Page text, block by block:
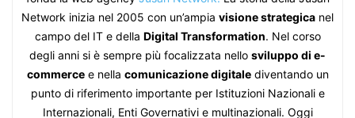
Network inizia nel 2005 con un’ampia visione strategica nel
campo del IT e della Digital Transformation. Nel corso
degli anni si è sempre più focalizzata nello sviluppo di e-
commercee nella comunicazione digitalediventando un
punto di riferimento importante per Istituzioni Nazionali e
Internazionali, Enti Governativi e multinazionali. Oggi